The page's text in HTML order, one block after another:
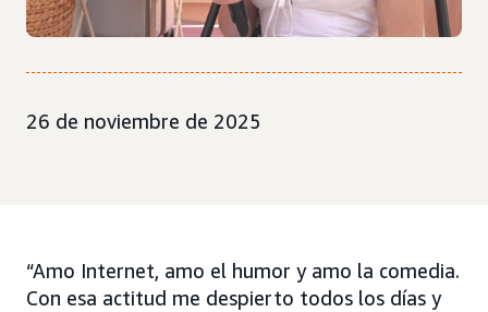
26 de noviembre de 2025
“Amo Internet, amo el humor y amo la comedia.
Con esa actitud me despierto todos los días y